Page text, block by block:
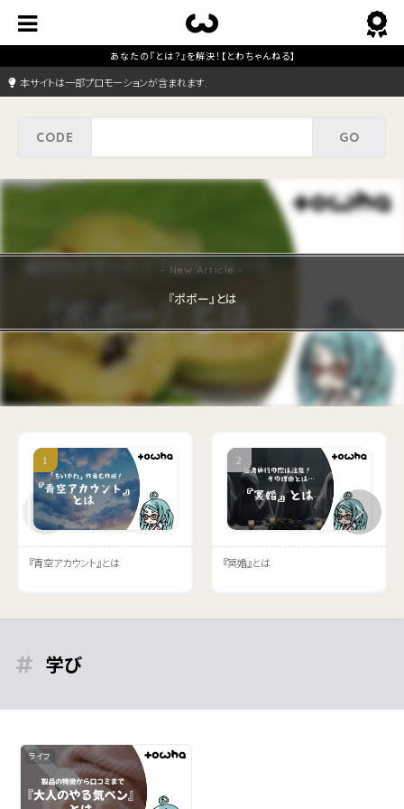
本サイトは一部プロモーションが含まれます.
『ポポー』とは
『青空アカウント』とは 『冥婚』とは
学び
ライフ